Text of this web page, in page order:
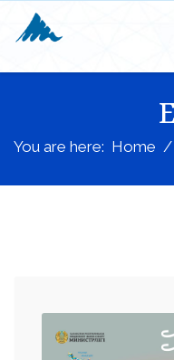
You are here: Home